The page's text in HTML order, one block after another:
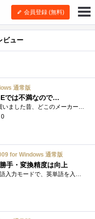
会員登録 (無料)
ビュー
通常版
では不満なので…
iPhone用のATOKも買いました昔、どこのメーカーか忘れたけどWXGというIMEがあれは使いやすかったな～Win95の頃だったけどATOK製品について書くと、変�...
0
for Windows 通常版
手・変換精度は向上